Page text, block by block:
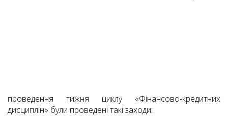
проведення тижня циклу «Фінансово-кредитних
дисциплін» були проведені такі заходи: